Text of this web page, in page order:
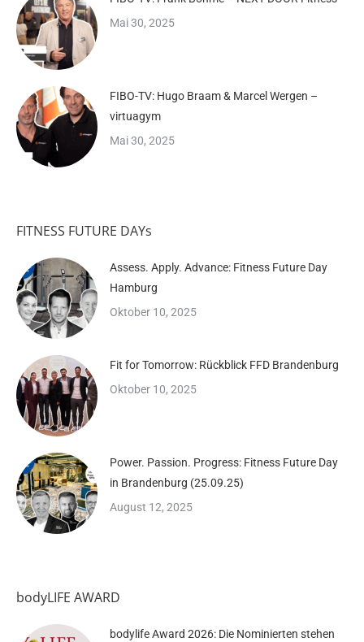
Mai 30, 2025
FIBO-TV: Hugo Braam & Marcel Wergen –
virtuagym
Mai 30, 2025
FITNESS FUTURE DAYs
Assess. Apply. Advance: Fitness Future Day
Hamburg
Oktober 10, 2025
Fit for Tomorrow: Rückblick FFD Brandenburg
Oktober 10, 2025
Power. Passion. Progress: Fitness Future Day
in Brandenburg (25.09.25)
August 12, 2025
bodyLIFE AWARD
bodylife Award 2026: Die Nominierten stehen